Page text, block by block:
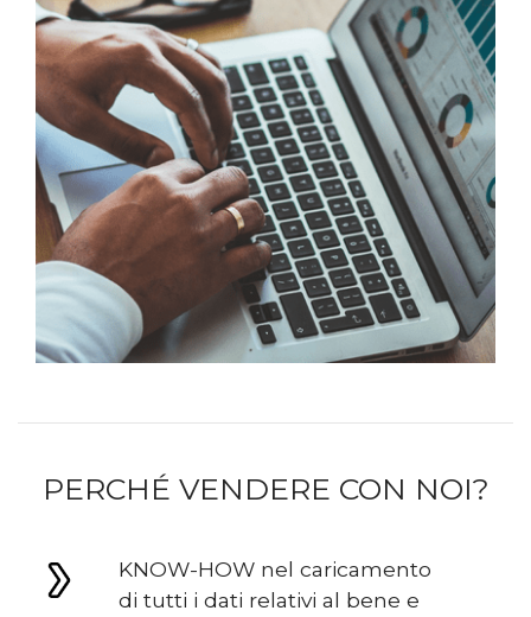
PERCHÉ VENDERE CON NOI?
KNOW-HOW nel caricamento
di tutti i dati relativi al bene e